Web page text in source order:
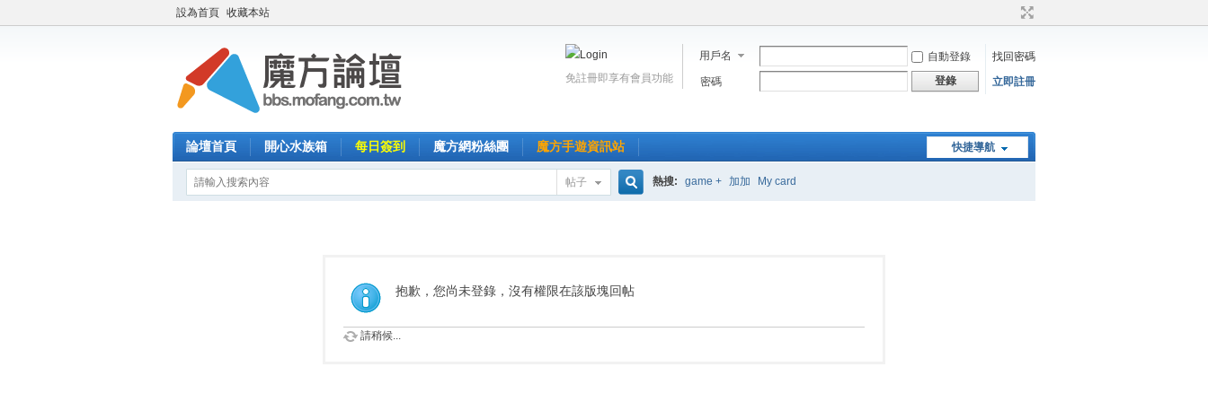
設為首頁 收藏本站
用戶名 自動登錄
找回密碼
密碼
登錄 立即註冊
免註冊即享有會員功能
快捷導航
論壇首頁 開心水族箱 每日簽到 魔方網粉絲團 魔方手遊資訊站
帖子
索
熱搜: game + 加加 My card
抱歉，您尚未登錄，沒有權限在該版塊回帖
請稍候...